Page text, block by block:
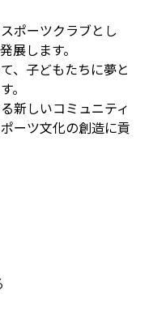
ポーツクラブとし
展します。
、子どもたちに夢と
。
新しいコミュニティ
ーツ文化の創造に貢